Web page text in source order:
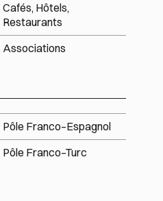
Cafés, Hôtels,
Restaurants
Associations
Pôle Franco–Espagnol
Pôle Franco–Turc